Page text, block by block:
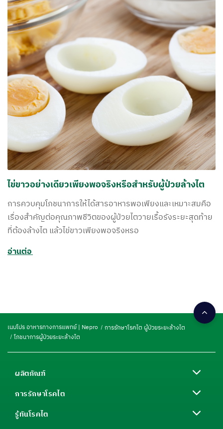
ไข่ขาวอย่างเดียวเพียงพอจริงหรือสำหรับผู้ป่วยล้างไต
การควบคุมโภชนาการให้ได้สารอาหารพอเพียงและเหมาะสมคือ
เรื่องสำคัญต่อคุณภาพชีวิตของผู้ป่วยไตวายเรื้อรังระยะสุดท้าย
ที่ต้องล้างไต แล้วไข่ขาวเพียงพอจริงหรอ
อ่านต่อ
เนบโปร อาหารทางการแพทย์ | Nepro
การรักษาโรคไต ผู้ป่วยระยะล้างไต
โภชนาการผู้ป่วยระยะล้างไต
ผลิตภัณฑ์
การรักษาโรคไต
รู้ทันโรคไต